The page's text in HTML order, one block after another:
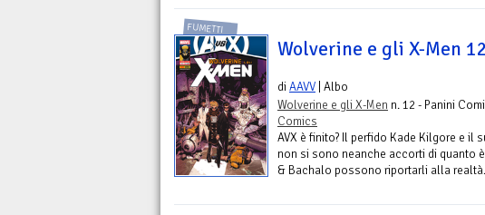
FUMETTI
Wolverine e gli X-Men 12
diAAVV | Albo
Wolverine e gli X-Men n. 12 - Panini
Comics
AVX è finito? Il perfido Kade Kilgore e il
non si sono neanche accorti di quanto
& Bachalo possono riportarli alla